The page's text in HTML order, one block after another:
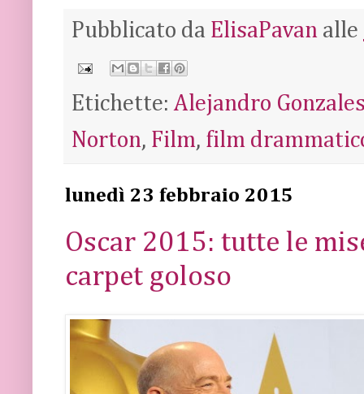
Pubblicato da ElisaPavan alle
Etichette:Alejandro
Norton, Film, film
lunedì 23 febbraio 2015
Oscar 2015: tutte le
carpet goloso